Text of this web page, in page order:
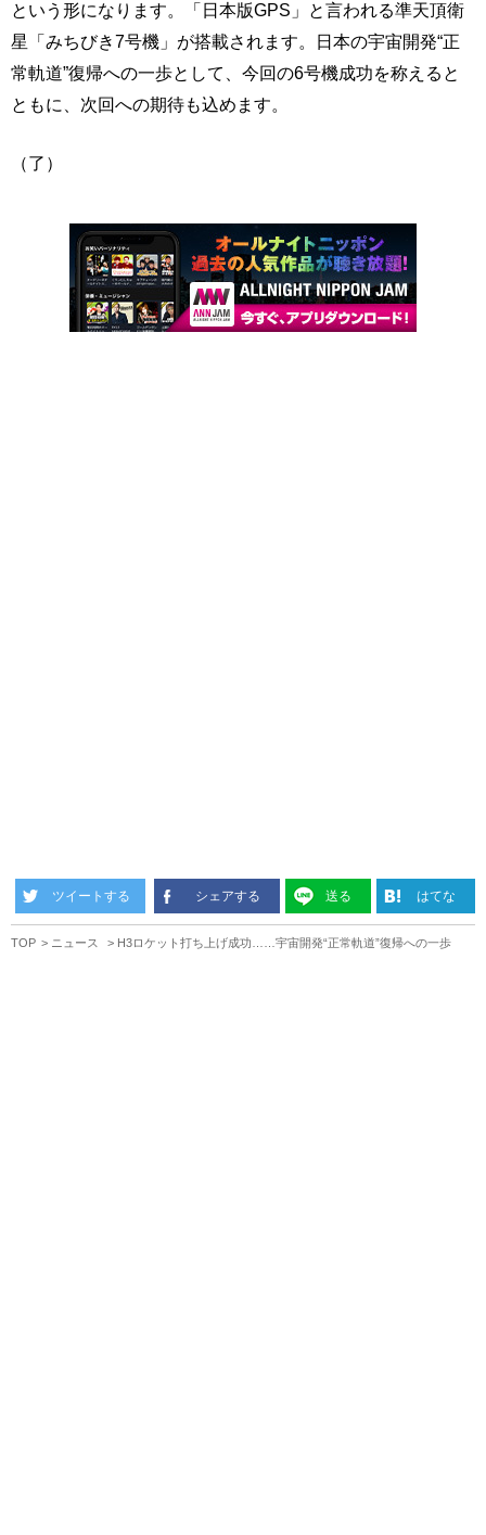
という形になります。「日本版GPS」と言われる準天頂衛
星「みちびき7号機」が搭載されます。日本の宇宙開発“正
常軌道”復帰への一歩として、今回の6号機成功を称えると
ともに、次回への期待も込めます。
（了）
ツイートする シェアする 送る はてな
TOP ニュース H3ロケット打ち上げ成功……宇宙開発“正常軌道”復帰への一歩